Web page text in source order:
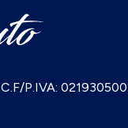
C.F/P.IVA: